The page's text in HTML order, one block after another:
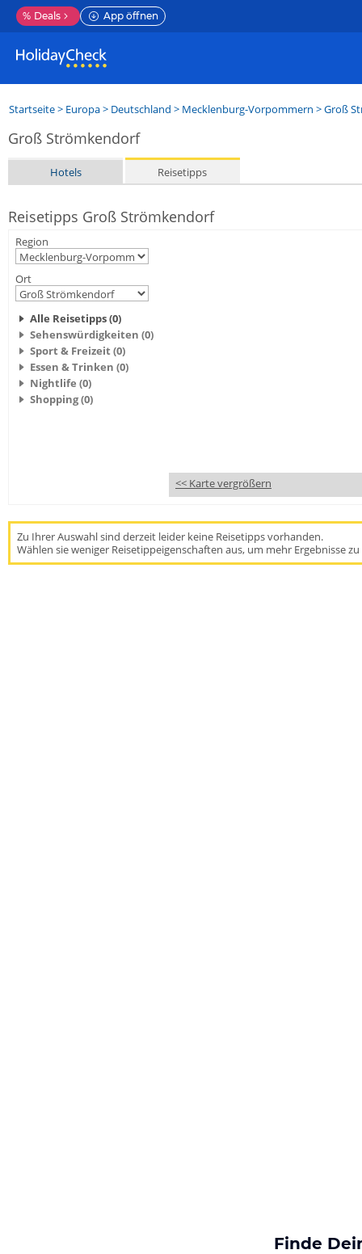
% Deals App öffnen
Startseite> Europa> Deutschland > Mecklenburg-Vorpommern >Groß
Groß Strömkendorf
Hotels Reisetipps
Reisetipps Groß Strömkendorf
Region
Ort
Alle Reisetipps (0)
Sehenswürdigkeiten (0)
Sport & Freizeit (0)
Essen & Trinken (0)
Nightlife (0)
Shopping (0)
<< Karte vergrößern
Zu Ihrer Auswahl sind derzeit leider keine Reisetipps vorhanden.
Wählen sie weniger Reisetippeigenschaften aus, um mehr Ergebnisse
Finde